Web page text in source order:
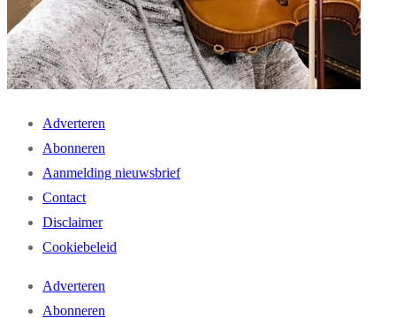
Adverteren
Abonneren
Aanmelding nieuwsbrief
Contact
Disclaimer
Cookiebeleid
Adverteren
Abonneren